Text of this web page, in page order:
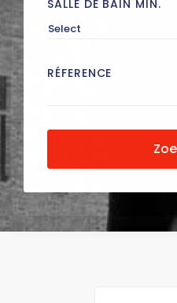
SALLE DE BAIN MIN.
Select
RÉFERENCE